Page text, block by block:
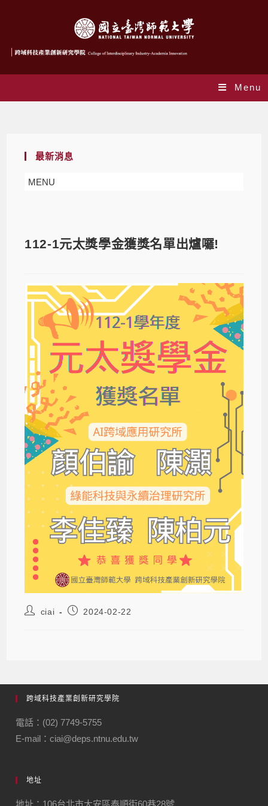
Menu
最新消息
MENU
112-1元太獎學金獲獎名單出爐囉!
ciai 2024-02-22
跨域科技產業創新研究學院
電話：(02) 7749-5755
E-mail：ciai@deps.ntnu.edu.tw
地址